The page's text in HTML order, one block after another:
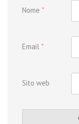
Nome *
Email *
Sito web